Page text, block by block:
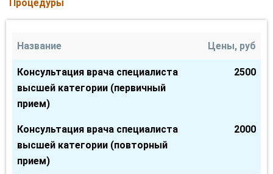
Процедуры
Название Цены, руб
Консультация врача специалиста
высшей категории (первичный
прием)
2500
Консультация врача специалиста
высшей категории (повторный
прием)
2000